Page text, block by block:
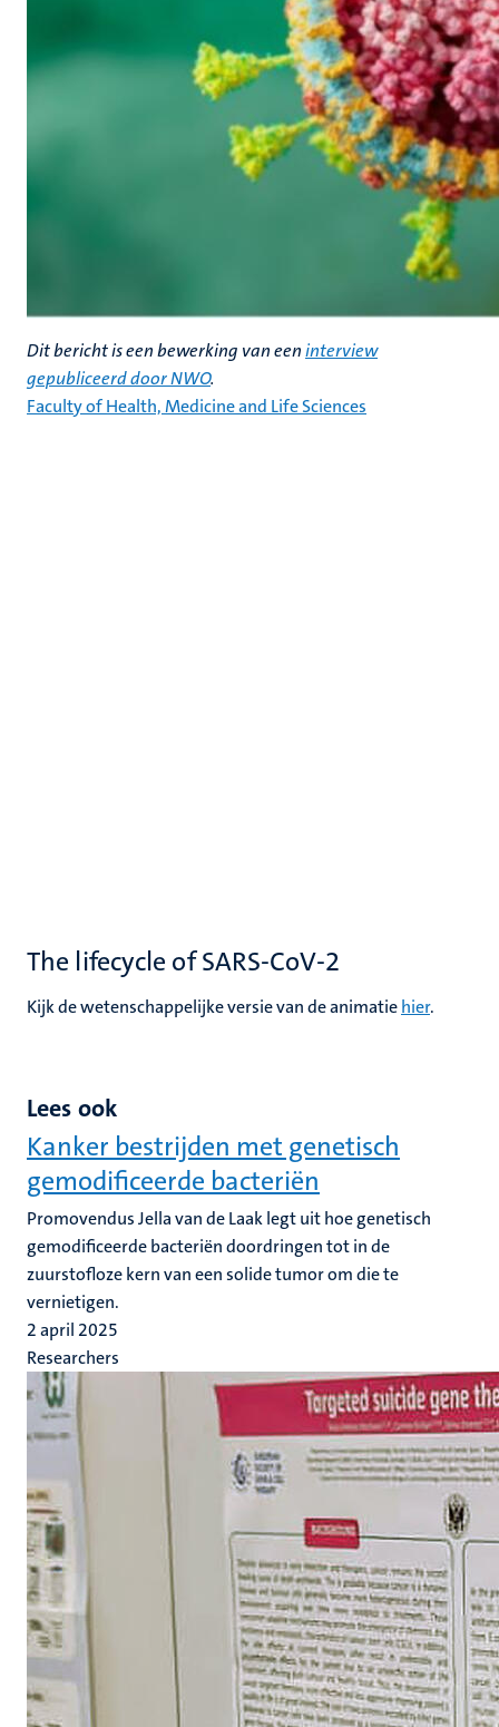
Dit bericht is een bewerking van eeninterview
gepubliceerd door NWO.
Faculty of Health, Medicine and Life Sciences
The lifecycle of SARS-CoV-2
Kijk de wetenschappelijke versie van de animatiehier.
Lees ook
Kanker bestrijden met genetisch
gemodificeerde bacteriën
Promovendus Jella van de Laak legt uit hoe genetisch
gemodificeerde bacteriën doordringen tot in de
zuurstofloze kern van een solide tumor om die te
vernietigen.
2 april 2025
Researchers